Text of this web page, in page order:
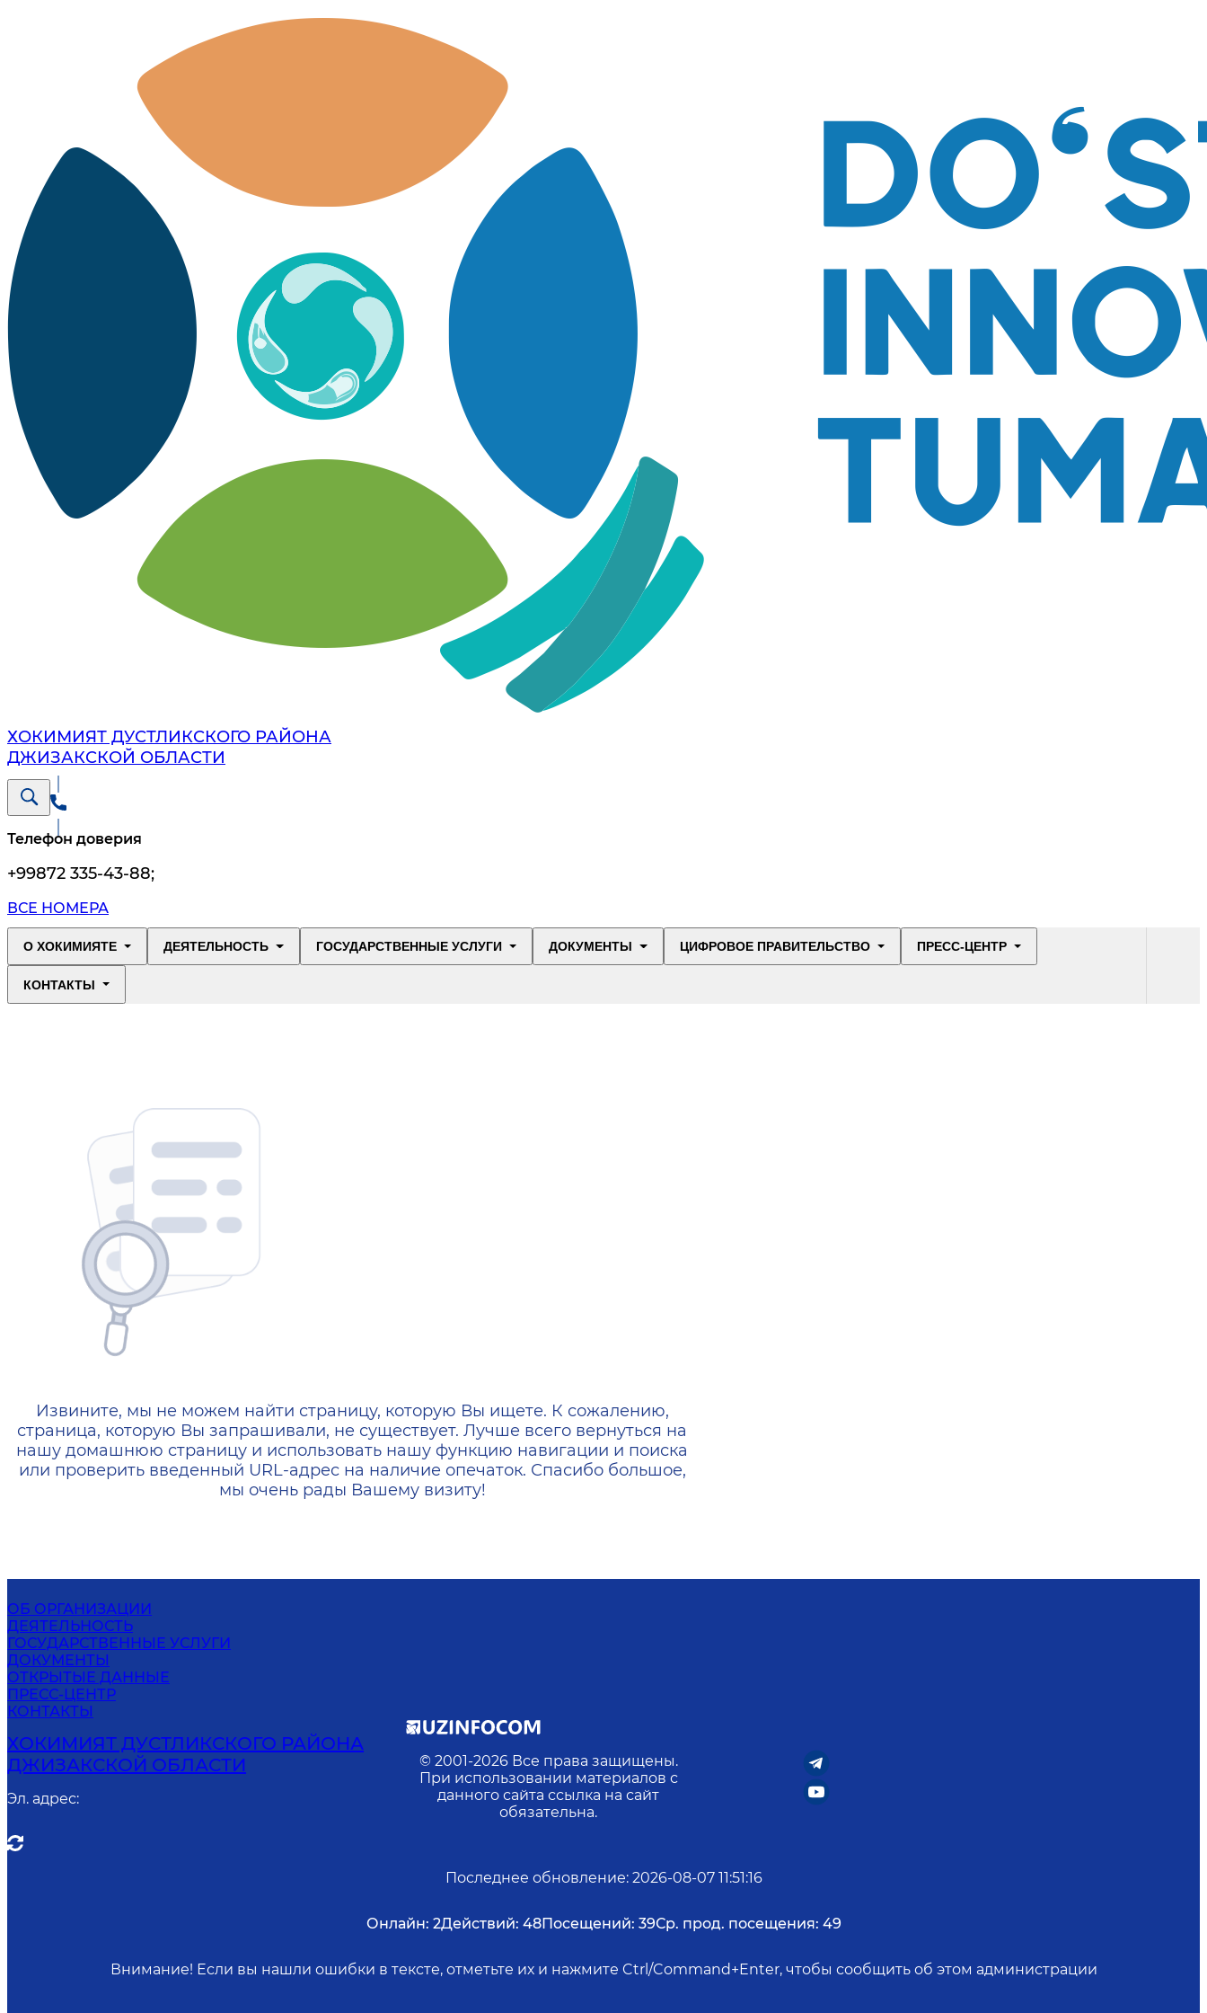
ХОКИМИЯТ ДУСТЛИКСКОГО РАЙОНА
ДЖИЗАКСКОЙ ОБЛАСТИ
Телефон доверия
+99872 335-43-88;
ВСЕ НОМЕРА
О ХОКИМИЯТЕ ДЕЯТЕЛЬНОСТЬ ГОСУДАРСТВЕННЫЕ УСЛУГИ ДОКУМЕНТЫ ЦИФРОВОЕ ПРАВИТЕЛЬСТВО ПРЕСС-ЦЕНТР
КОНТАКТЫ
404 — Страница не найдена
Извините, мы не можем найти страницу, которую Вы ищете. К сожалению,
страница, которую Вы запрашивали, не существует. Лучше всего вернуться на
нашу домашнюю страницу и использовать нашу функцию навигации и поиска
или проверить введенный URL-адрес на наличие опечаток. Спасибо большое,
мы очень рады Вашему визиту!
ОБ ОРГАНИЗАЦИИ
ДЕЯТЕЛЬНОСТЬ
ГОСУДАРСТВЕННЫЕ УСЛУГИ
ДОКУМЕНТЫ
ОТКРЫТЫЕ ДАННЫЕ
ПРЕСС-ЦЕНТР
КОНТАКТЫ
ХОКИМИЯТ ДУСТЛИКСКОГО РАЙОНА
ДЖИЗАКСКОЙ ОБЛАСТИ
Эл. адрес:
© 2001-2026 Все права защищены.
При использовании материалов с
данного сайта ссылка на сайт
обязательна.
Последнее обновление: 2026-08-07 11:51:16
Онлайн: 2Действий: 48Посещений: 39Ср. прод. посещения: 49
Внимание! Если вы нашли ошибки в тексте, отметьте их и нажмите Ctrl/Command+Enter, чтобы сообщить об этом администрации